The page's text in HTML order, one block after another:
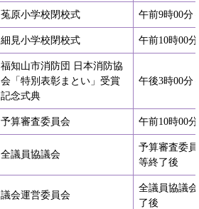
菟原小学校閉校式 午前9時00分
細見小学校閉校式 午前10時00
福知山市消防団 日本消防協
会「特別表彰まとい」受賞
記念式典
午後3時00分
予算審査委員会 午前10時00
全議員協議会
予算審査委
等終了後
議会運営委員会
全議員協議
了後